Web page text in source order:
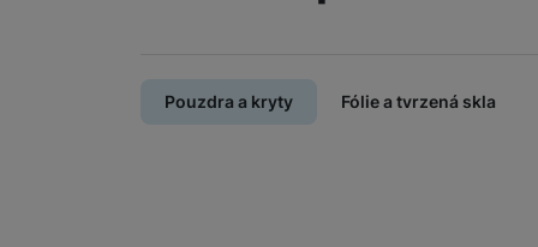
Pouzdra a kryty Fólie a tvrzená skla